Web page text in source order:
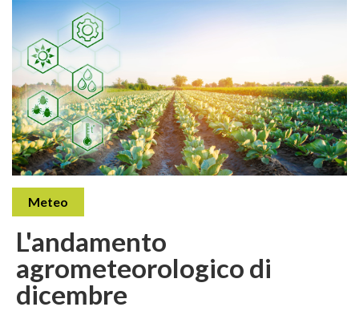
Meteo
L'andamento
agrometeorologico di
dicembre